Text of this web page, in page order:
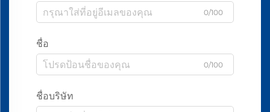
0/100
ชื่อ
0/100
ชื่อบริษัท